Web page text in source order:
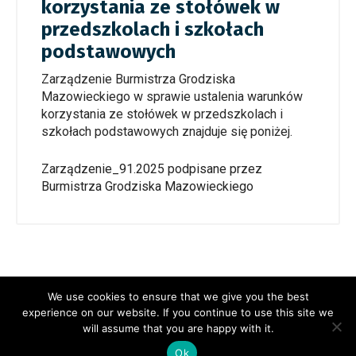
korzystania ze stołówek w
przedszkolach i szkołach
podstawowych
Zarządzenie Burmistrza Grodziska
Mazowieckiego w sprawie ustalenia warunków
korzystania ze stołówek w przedszkolach i
szkołach podstawowych znajduje się poniżej.
Zarządzenie_91.2025 podpisane przez
Burmistrza Grodziska Mazowieckiego
Copyright 2021 Przedszkole nr 4 im. Króla Maciusia I, All rights
We use cookies to ensure that we give you the best
experience on our website. If you continue to use this site we
will assume that you are happy with it.
Ok